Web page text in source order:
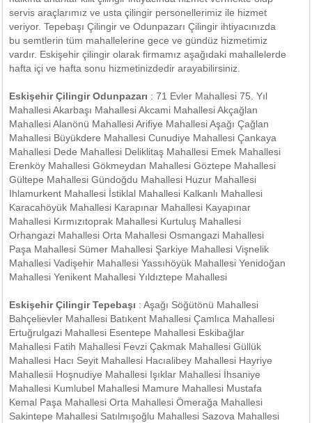
servis araçlarımız ve usta çilingir personellerimiz ile hizmet
veriyor. Tepebaşı Çilingir ve Odunpazarı Çilingir ihtiyacınızda
bu semtlerin tüm mahallelerine gece ve gündüz hizmetimiz
vardır. Eskişehir çilingir olarak firmamız aşağıdaki mahallelerde
hafta içi ve hafta sonu hizmetinizdedir arayabilirsiniz.
Eskişehir Çilingir Odunpazarı : 71 Evler Mahallesi 75. Yıl
Mahallesi Akarbaşı Mahallesi Akcami Mahallesi Akçağlan
Mahallesi Alanönü Mahallesi Arifiye Mahallesi Aşağı Çağlan
Mahallesi Büyükdere Mahallesi Cunudiye Mahallesi Çankaya
Mahallesi Dede Mahallesi Deliklitaş Mahallesi Emek Mahallesi
Erenköy Mahallesi Gökmeydan Mahallesi Göztepe Mahallesi
Gültepe Mahallesi Gündoğdu Mahallesi Huzur Mahallesi
Ihlamurkent Mahallesi İstiklal Mahallesi Kalkanlı Mahallesi
Karacahöyük Mahallesi Karapınar Mahallesi Kayapınar
Mahallesi Kırmızıtoprak Mahallesi Kurtuluş Mahallesi
Orhangazi Mahallesi Orta Mahallesi Osmangazi Mahallesi
Paşa Mahallesi Sümer Mahallesi Şarkiye Mahallesi Vişnelik
Mahallesi Vadişehir Mahallesi Yassıhöyük Mahallesi Yenidoğan
Mahallesi Yenikent Mahallesi Yıldıztepe Mahallesi
Eskişehir Çilingir Tepebaşı : Aşağı Söğütönü Mahallesi
Bahçelievler Mahallesi Batıkent Mahallesi Çamlıca Mahallesi
Ertuğrulgazi Mahallesi Esentepe Mahallesi Eskibağlar
Mahallesi Fatih Mahallesi Fevzi Çakmak Mahallesi Güllük
Mahallesi Hacı Seyit Mahallesi Hacıalibey Mahallesi Hayriye
Mahallesii Hoşnudiye Mahallesi Işıklar Mahallesi İhsaniye
Mahallesi Kumlubel Mahallesi Mamure Mahallesi Mustafa
Kemal Paşa Mahallesi Orta Mahallesi Ömerağa Mahallesi
Sakintepe Mahallesi Satılmışoğlu Mahallesi Sazova Mahallesi